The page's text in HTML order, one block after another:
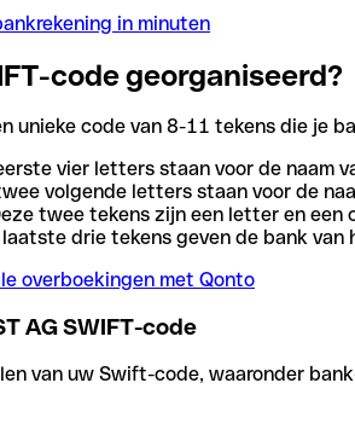
in minuten
code georganiseerd?
unieke code van 8-11 tekens die je
vier letters staan voor de naam
volgende letters staan voor de
twee tekens zijn een letter en een
laatste drie tekens geven de bank
overboekingen met Qonto
AG SWIFT-code
van uw Swift-code, waaronder